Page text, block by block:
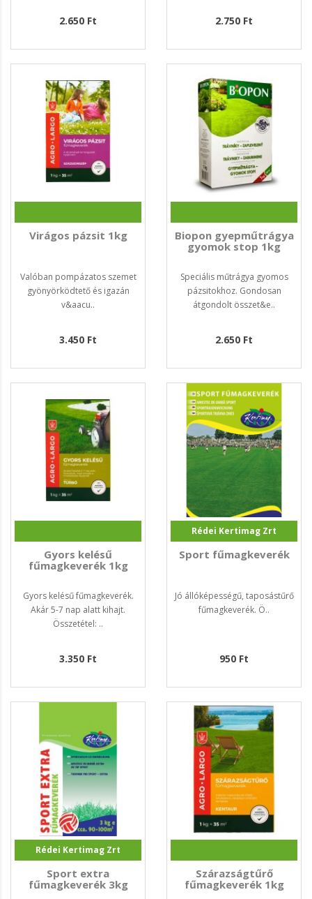
2.650 Ft 2.750 Ft
Virágos pázsit 1kg
Valóban pompázatos szemet
gyönyörködtető és igazán
v&aacu..
3.450 Ft
Biopon gyepműtrágya
gyomok stop 1kg
Speciális műtrágya gyomos
pázsitokhoz. Gondosan
átgondolt összet&e..
2.650 Ft
Gyors kelésű
fűmagkeverék 1kg
Gyors kelésű fűmagkeverék.
Akár 5-7 nap alatt kihajt.
Összetétel: ..
3.350 Ft
Rédei Kertimag Zrt
Sport fűmagkeverék
Jó állóképességű, taposástűrő
fűmagkeverék. Ö..
950 Ft
Rédei Kertimag Zrt
Sport extra
fűmagkeverék 3kg
Szárazságtűrő
fűmagkeverék 1kg